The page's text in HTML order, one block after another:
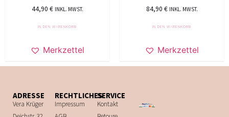
44,90 € INKL. MWST.
IN DEN WARENKORB
Merkzettel
84,90 € INKL. MWST.
IN DEN WARENKORB
Merkzettel
ADRESSE
Vera Krüger
RECHTLICHES
Impressum
SERVICE
Kontakt